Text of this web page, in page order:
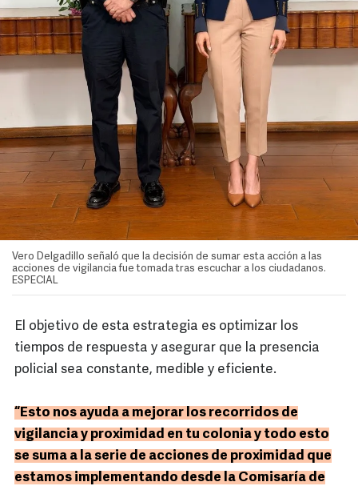
Vero Delgadillo señaló que la decisión de sumar esta acción a las
acciones de vigilancia fue tomada tras escuchar a los ciudadanos.
ESPECIAL
El objetivo de esta estrategia es optimizar los
tiempos de respuesta y asegurar que la presencia
policial sea constante, medible y eficiente.
“Esto nos ayuda a mejorar los recorridos de
vigilancia y proximidad en tu colonia y todo esto
se suma a la serie de acciones de proximidad que
estamos implementando desde la Comisaría de